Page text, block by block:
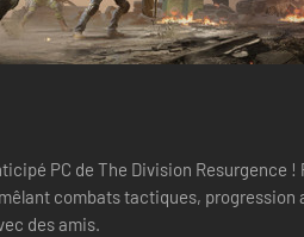
PC de The Division Resurgence
combats tactiques, progression
des amis.